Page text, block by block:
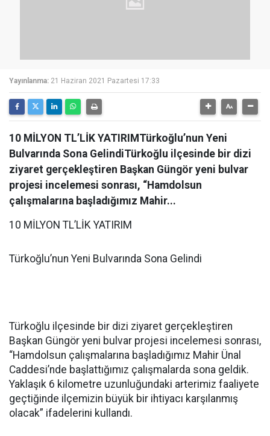
Yayınlanma: 21 Haziran 2021 Pazartesi 17:33
10 MİLYON TL’LİK YATIRIMTürkoğlu’nun Yeni
Bulvarında Sona GelindiTürkoğlu ilçesinde bir dizi
ziyaret gerçekleştiren Başkan Güngör yeni bulvar
projesi incelemesi sonrası, “Hamdolsun
çalışmalarına başladığımız Mahir...
10 MİLYON TL’LİK YATIRIM
Türkoğlu’nun Yeni Bulvarında Sona Gelindi
Türkoğlu ilçesinde bir dizi ziyaret gerçekleştiren
Başkan Güngör yeni bulvar projesi incelemesi sonrası,
“Hamdolsun çalışmalarına başladığımız Mahir Ünal
Caddesi’nde başlattığımız çalışmalarda sona geldik.
Yaklaşık 6 kilometre uzunluğundaki arterimiz faaliyete
geçtiğinde ilçemizin büyük bir ihtiyacı karşılanmış
olacak” ifadelerini kullandı.